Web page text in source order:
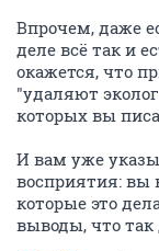
Впрочем, даже
деле всё так и
окажется, что
"удаляют
которых вы
И вам уже
восприятия: вы
которые это
выводы, что так